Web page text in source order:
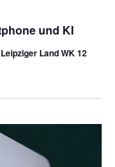
und KI
Land WK 12